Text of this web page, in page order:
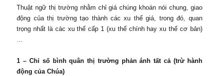
Thuật ngữ thị trường nhằm chỉ giá chúng khoán nói chung, giao
động của thị trường tạo thành các xu thế giá, trong đó, quan
trọng nhất là các xu thế cấp 1 (xu thế chính hay xu thế cơ bản)
1 – Chỉ số bình quân thị trường phản ánh tất cả (trừ hành
động của Chúa)